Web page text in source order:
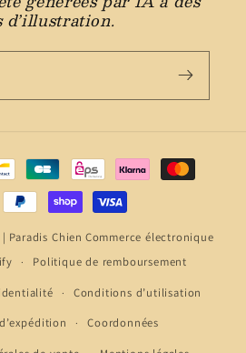
Paradis Chien Commerce électronique
Politique de remboursement
Conditions d’utilisation
Coordonnées